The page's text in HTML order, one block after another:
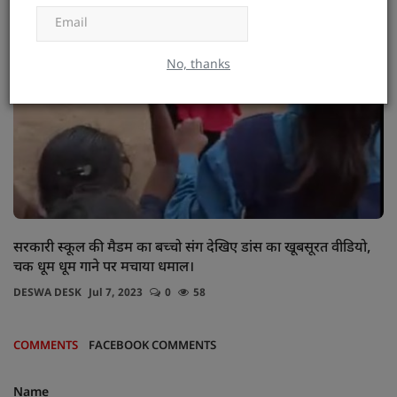
No, thanks
सरकारी स्कूल की मैडम का बच्चो संग देखिए डांस का खूबसूरत वीडियो,
चक धूम धूम गाने पर मचाया धमाल।
DESWA DESK Jul 7, 2023 0 58
COMMENTS FACEBOOK COMMENTS
Name